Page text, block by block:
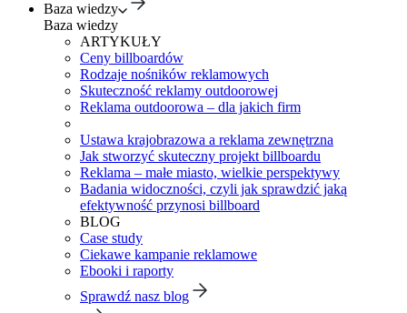
Baza wiedzy
Baza wiedzy
ARTYKUŁY
Ceny billboardów
Rodzaje nośników reklamowych
Skuteczność reklamy outdoorowej
Reklama outdoorowa – dla jakich firm
Ustawa krajobrazowa a reklama zewnętrzna
Jak stworzyć skuteczny projekt billboardu
Reklama – małe miasto, wielkie perspektywy
Badania widoczności, czyli jak sprawdzić jaką
efektywność przynosi billboard
BLOG
Case study
Ciekawe kampanie reklamowe
Ebooki i raporty
Sprawdź nasz blog